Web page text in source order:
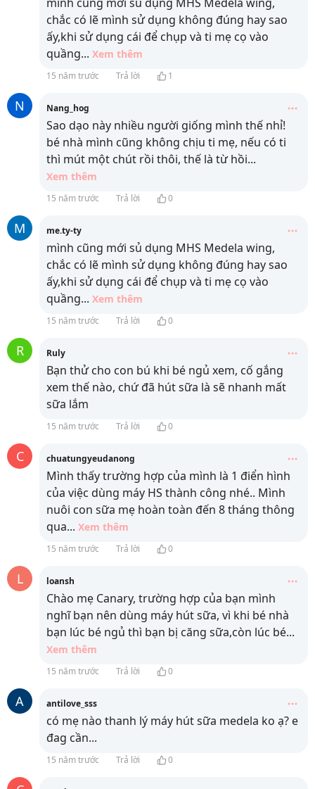
chắc có lẽ mình sử dụng không đúng hay sao
ấy,khi sử dụng cái để chụp và ti mẹ cọ vào
quầng... Xem thêm
15 năm trước Trả lời 1
N Nang_hog
Sao dạo này nhiều người giống mình thế nhỉ!
bé nhà mình cũng không chịu ti mẹ, nếu có ti
thì mút một chút rồi thôi, thế là từ hồi...
Xem thêm
15 năm trước Trả lời 0
M me.ty-ty
mình cũng mới sủ dụng MHS Medela wing,
chắc có lẽ mình sử dụng không đúng hay sao
ấy,khi sử dụng cái để chụp và ti mẹ cọ vào
quầng... Xem thêm
15 năm trước Trả lời 0
R Ruly
Bạn thử cho con bú khi bé ngủ xem, cố gắng
xem thế nào, chứ đã hút sữa là sẽ nhanh mất
sữa lắm
15 năm trước Trả lời 0
C chuatungyeudanong
Mình thấy trường hợp của mình là 1 điển hình
của việc dùng máy HS thành công nhé.. Mình
nuôi con sữa mẹ hoàn toàn đến 8 tháng thông
qua... Xem thêm
15 năm trước Trả lời 0
L loansh
Chào mẹ Canary, trường hợp của bạn mình
nghĩ bạn nên dùng máy hút sữa, vì khi bé nhà
bạn lúc bé ngủ thì bạn bị căng sữa,còn lúc bé...
Xem thêm
15 năm trước Trả lời 0
A antilove_sss
có mẹ nào thanh lý máy hút sữa medela ko ạ? e
đag cần...
15 năm trước Trả lời 0